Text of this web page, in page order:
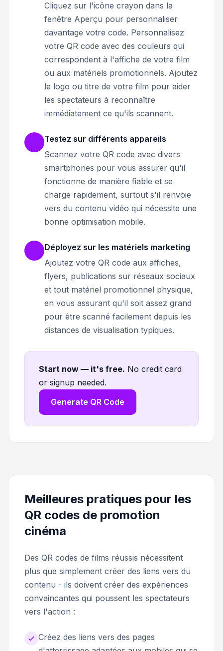
Cliquez sur l'icône crayon dans la
fenêtre Aperçu pour personnaliser
davantage votre code. Personnalisez
votre QR code avec des couleurs qui
correspondent à l'affiche de votre film
ou aux matériels promotionnels. Ajoutez
le logo ou titre de votre film pour aider
les spectateurs à reconnaître
immédiatement ce qu'ils scannent.
Testez sur différents appareils
Scannez votre QR code avec divers
smartphones pour vous assurer qu'il
fonctionne de manière fiable et se
charge rapidement, surtout s'il renvoie
vers du contenu vidéo qui nécessite une
bonne optimisation mobile.
Déployez sur les matériels marketing
Ajoutez votre QR code aux affiches,
flyers, publications sur réseaux sociaux
et tout matériel promotionnel physique,
en vous assurant qu'il soit assez grand
pour être scanné facilement depuis les
distances de visualisation typiques.
Start now — it's free. No credit card
or signup needed.
Generate QR Code
Meilleures pratiques pour les
QR codes de promotion
cinéma
Des QR codes de films réussis nécessitent
plus que simplement créer des liens vers du
contenu - ils doivent créer des expériences
convaincantes qui poussent les spectateurs
vers l'action :
Créez des liens vers des pages